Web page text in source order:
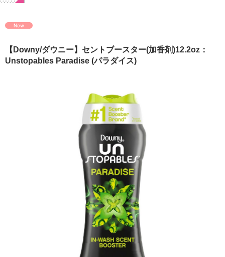
【Downy/ダウニー】セントブースター(加香剤)12.2oz：
Unstopables Paradise (パラダイス)